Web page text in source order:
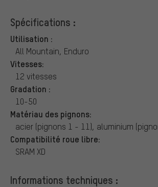
Spécifications :
Utilisation :
All Mountain, Enduro
Vitesses:
12 vitesses
Gradation :
10-50
Matériau des pignons:
acier (pignons 1 - 11), aluminium
Compatibilité roue libre:
SRAM XD
Informations techniques :